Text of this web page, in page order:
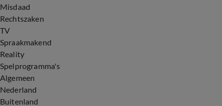
Misdaad
Rechtszaken
TV
Spraakmakend
Reality
Spelprogramma's
Algemeen
Nederland
Buitenland